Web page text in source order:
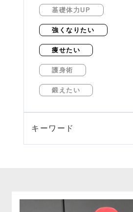
基礎体力UP
強くなりたい
痩せたい
護身術
鍛えたい
キーワード